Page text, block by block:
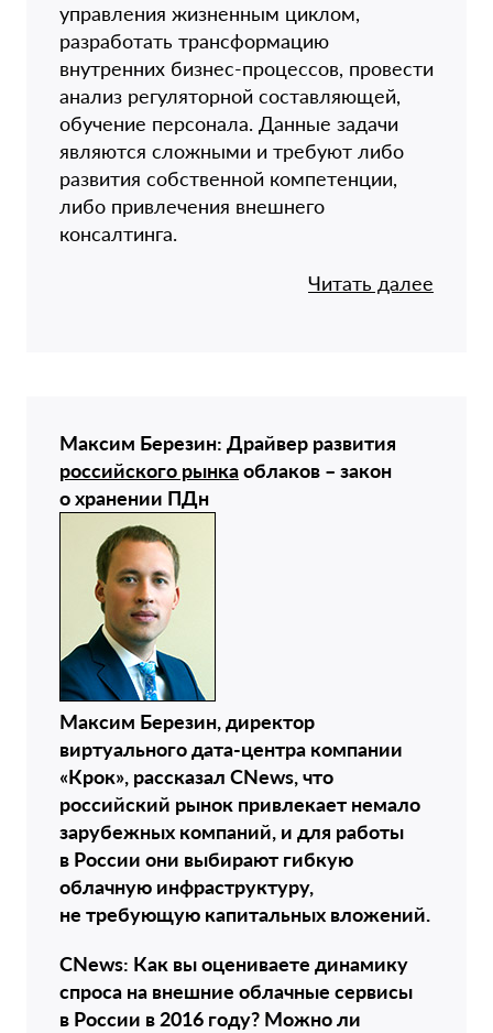
управления жизненным циклом,
разработать трансформацию
внутренних бизнес-процессов, провести
анализ регуляторной составляющей,
обучение персонала. Данные задачи
являются сложными и требуют либо
развития собственной компетенции,
либо привлечения внешнего
консалтинга.
Читать далее
Максим Березин: Драйвер развития
российского рынкаоблаков – закон
о хранении ПДн
Максим Березин, директор
виртуального дата-центра компании
«Крок», рассказал CNews, что
российский рынок привлекает немало
зарубежных компаний, и для работы
в России они выбирают гибкую
облачную инфраструктуру,
не требующую капитальных вложений.
CNews: Как вы оцениваете динамику
спроса на внешние облачные сервисы
в России в 2016 году? Можно ли